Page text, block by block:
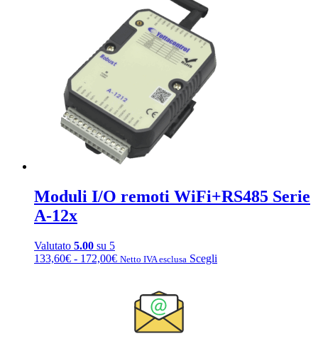
Moduli I/O remoti WiFi+RS485 Serie
A-12x
Valutato 5.00 su 5
133,60€ - 172,00€Fascia
133,60€
172,00€
Netto IVA esclusa Scegli